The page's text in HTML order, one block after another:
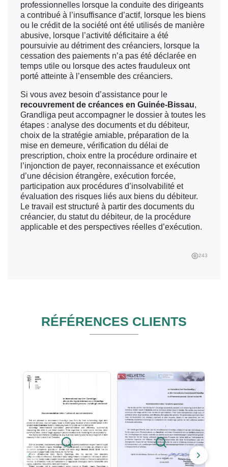
professionnelles lorsque la conduite des dirigeants
a contribué à l’insuffisance d’actif, lorsque les biens
ou le crédit de la société ont été utilisés de manière
abusive, lorsque l’activité déficitaire a été
poursuivie au détriment des créanciers, lorsque la
cessation des paiements n’a pas été déclarée en
temps utile ou lorsque des actes frauduleux ont
porté atteinte à l’ensemble des créanciers.
Si vous avez besoin d’assistance pour le
recouvrement de créances en Guinée-Bissau,
Grandliga peut accompagner le dossier à toutes les
étapes : analyse des documents et du débiteur,
choix de la stratégie amiable, préparation de la
mise en demeure, vérification du délai de
prescription, choix entre la procédure ordinaire et
l’injonction de payer, reconnaissance et exécution
d’une décision étrangère, exécution forcée,
participation aux procédures d’insolvabilité et
évaluation des risques liés aux biens du débiteur.
Le travail est structuré à partir des documents du
créancier, du statut du débiteur, de la procédure
applicable et des perspectives réelles d’exécution.
243
RÉFÉRENCES CLIENTS